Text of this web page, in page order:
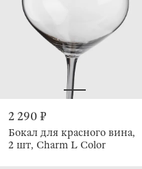
2 290 ₽
Бокал для красного вина,
2 шт, Charm L Color